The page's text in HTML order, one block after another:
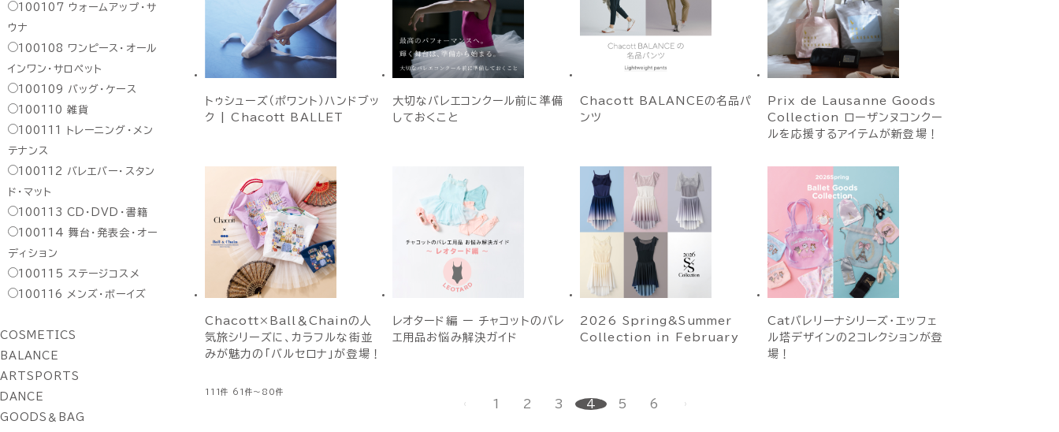
100107
ウォームアップ・サ
ウナ
100108
ワンピース・オール
インワン・サロペット
100109
バッグ・ケース
100110 雑貨
100111
トレーニング・メン
テナンス
100112
バレエバー・スタン
ド・マット
100113 CD・DVD・書籍
100114 舞台・発表会・オー
ディション
100115
ステージコスメ
100116
メンズ・ボーイズ
COSMETICS
BALANCE
ARTSPORTS
DANCE
GOODS＆BAG
トゥシューズ（ポワント）ハンドブッ
ク | Chacott BALLET
大切なバレエコンクール前に準備
しておくこと
Chacott BALANCEの名品パ
ンツ
Prix de Lausanne Goods
Collection ローザンヌコンクー
ルを応援するアイテムが新登場！
Chacott×Ball＆Chainの人
気旅シリーズに、カラフルな街並
みが魅力の「バルセロナ」が登場！
レオタード編 ー チャコットのバレ
エ用品お悩み解決ガイド
2026 Spring&Summer
Collection in February
Catバレリーナシリーズ・エッフェ
ル塔デザインの2コレクションが登
場！
111件 61件～80件
1 2 3 4 5 6